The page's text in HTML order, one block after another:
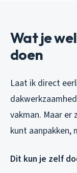
Wat je
doen
Laat ik direct
vakman. Maar
kunt aanpakken,
Dit kun je zelf